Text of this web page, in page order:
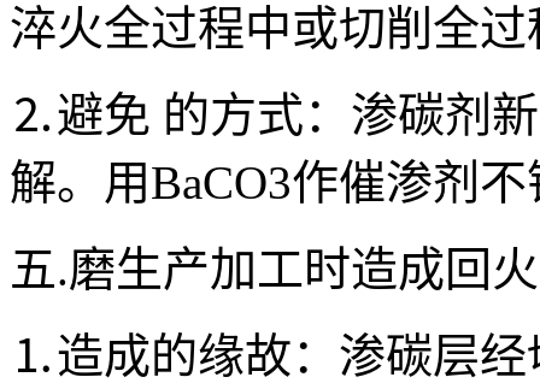
淬火全过程中或切削全
⒉避免 的方式：渗碳剂
解。用BaCO3作催渗剂
五.磨生产加工时造成回
⒈造成的缘故：渗碳层